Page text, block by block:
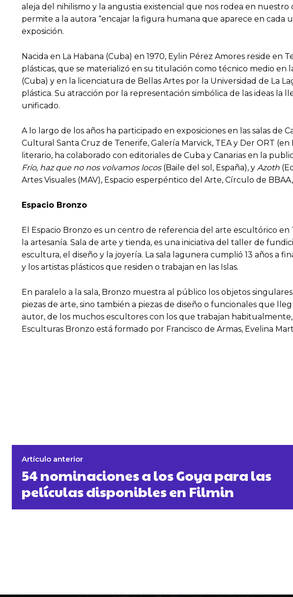
aleja del nihilismo y la angustia existencial que nos rodea en
permite a la autora “encajar la figura humana que aparece en cada
exposición.
Nacida en La Habana (Cuba) en 1970, Eylin Pérez Amores reside
plásticas, que se materializó en su titulación como técnico medio en
(Cuba) y en la licenciatura de Bellas Artes por la Universidad de La
plástica. Su atracción por la representación simbólica de las ideas
unificado.
A lo largo de los años ha participado en exposiciones en las salas de
Cultural Santa Cruz de Tenerife, Galería Marvick, TEA y Der ORT
literario, ha colaborado con editoriales de Cuba y Canarias en la
Frío, haz que no nos volvamos locos(Baile del sol, España), y Azoth
Artes Visuales (MAV), Espacio esperpéntico del Arte, Círculo de
Espacio Bronzo
El Espacio Bronzo es un centro de referencia del arte escultórico en
la artesanía. Sala de arte y tienda, es una iniciativa del taller de
escultura, el diseño y la joyería. La sala lagunera cumplió 13 años
y los artistas plásticos que residen o trabajan en las Islas.
En paralelo a la sala, Bronzo muestra al público los objetos
piezas de arte, sino también a piezas de diseño o funcionales que
autor, de los muchos escultores con los que trabajan
Esculturas Bronzo está formado por Francisco de Armas, Evelina
Artículo anterior
54 nominaciones a los Goya para las
películas disponibles en Filmin